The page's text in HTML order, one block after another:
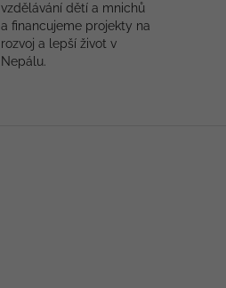
vzdělávání dětí a mnichů
a financujeme projekty na
rozvoj a lepší život v
Nepálu.